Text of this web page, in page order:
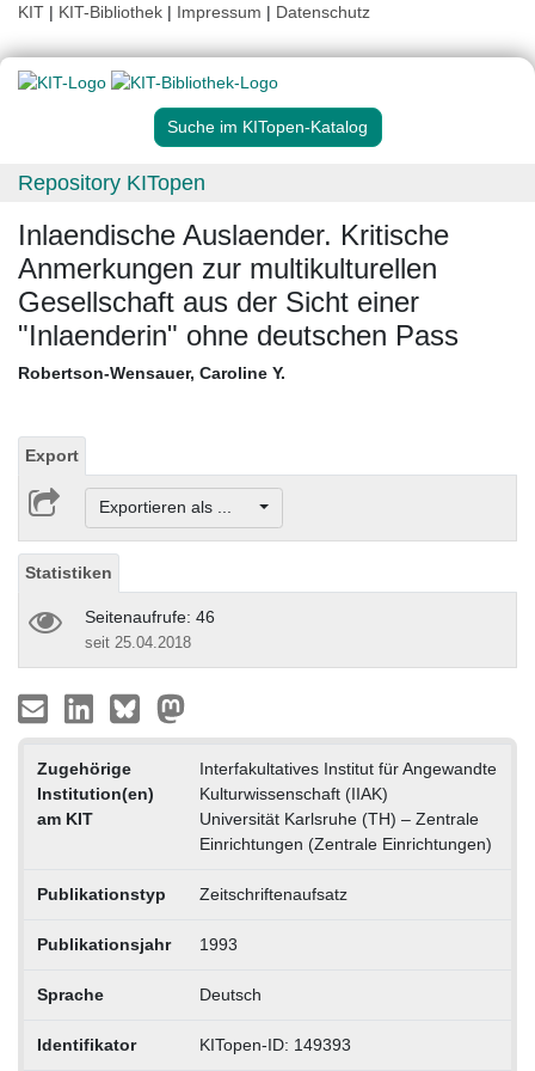
KIT | KIT-Bibliothek | Impressum | Datenschutz
Suche im KITopen-Katalog
Repository KITopen
Inlaendische Auslaender. Kritische
Anmerkungen zur multikulturellen
Gesellschaft aus der Sicht einer
"Inlaenderin" ohne deutschen Pass
Robertson-Wensauer, Caroline Y.
Export
Exportieren als ...
Statistiken
Seitenaufrufe: 46
seit 25.04.2018
Zugehörige
Institution(en)
am KIT
Interfakultatives Institut für Angewandte
Kulturwissenschaft (IIAK)
Universität Karlsruhe (TH) – Zentrale
Einrichtungen (Zentrale Einrichtungen)
Publikationstyp Zeitschriftenaufsatz
Publikationsjahr 1993
Sprache Deutsch
Identifikator KITopen-ID: 149393